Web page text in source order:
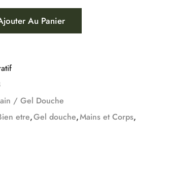
Au Panier
/ Gel Douche
etre,Gel douche,Mains et Corps,